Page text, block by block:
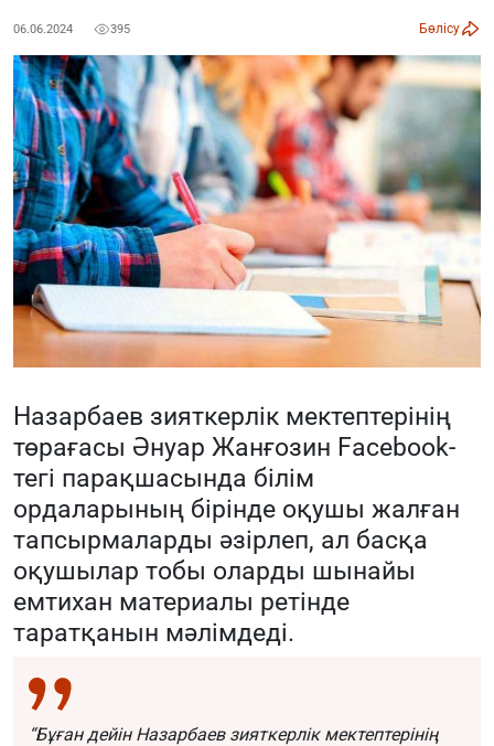
06.06.2024 395 Бөлісу
Назарбаев зияткерлік мектептерінің
төрағасы Әнуар Жанғозин Facebook-
тегі парақшасында білім
ордаларының бірінде оқушы жалған
тапсырмаларды әзірлеп, ал басқа
оқушылар тобы оларды шынайы
емтихан материалы ретінде
таратқанын мәлімдеді.
“Бұған дейін Назарбаев зияткерлік мектептерінің